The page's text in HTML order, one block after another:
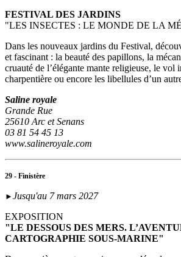
FESTIVAL DES JARDINS
"LES INSECTES : LE MONDE DE LA
Dans les nouveaux jardins du Festival,
et fascinant : la beauté des papillons, la
cruauté de l’élégante mante religieuse, le vol
charpentière ou encore les libellules d’un
Saline royale
Grande Rue
25610 Arc et Senans
03 81 54 45 13
www.salineroyale.com
29 - Finistère
► Jusqu'au 7 mars 2027
EXPOSITION
"LE DESSOUS DES MERS.
CARTOGRAPHIE SOUS-MARINE"